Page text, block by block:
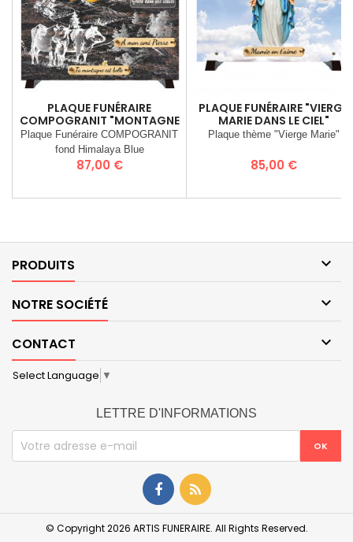
PLAQUE FUNÉRAIRE
COMPOGRANIT "MONTAGNE
ET VACHES"
Plaque Funéraire COMPOGRANIT
fond Himalaya Blue
Prix
87,00 €
PLAQUE FUNÉRAIRE "VIERGE
MARIE DANS LE CIEL"
Plaque thème "Vierge Marie"
Prix
85,00 €
PRODUITS 
NOTRE SOCIÉTÉ 
CONTACT 
Select Language ▼
LETTRE D'INFORMATIONS
© Copyright 2026 ARTIS FUNERAIRE. All Rights Reserved.